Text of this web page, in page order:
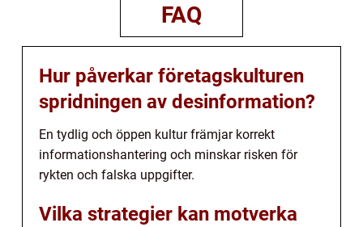
FAQ
Hur påverkar företagskulturen
spridningen av desinformation?
En tydlig och öppen kultur främjar korrekt
informationshantering och minskar risken för
rykten och falska uppgifter.
Vilka strategier kan motverka